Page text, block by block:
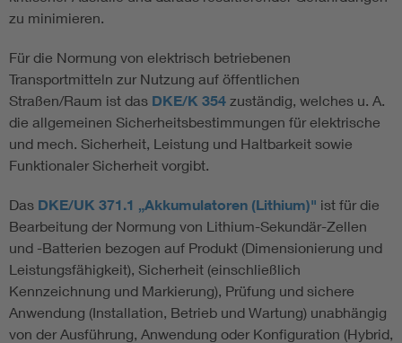
zu minimieren.
Für die Normung von elektrisch betriebenen
Transportmitteln zur Nutzung auf öffentlichen
Straßen/Raum ist das DKE/K 354 zuständig, welches u. A.
die allgemeinen Sicherheitsbestimmungen für elektrische
und mech. Sicherheit, Leistung und Haltbarkeit sowie
Funktionaler Sicherheit vorgibt.
Das DKE/UK 371.1 „Akkumulatoren (Lithium)" ist für die
Bearbeitung der Normung von Lithium-Sekundär-Zellen
und -Batterien bezogen auf Produkt (Dimensionierung und
Leistungsfähigkeit), Sicherheit (einschließlich
Kennzeichnung und Markierung), Prüfung und sichere
Anwendung (Installation, Betrieb und Wartung) unabhängig
von der Ausführung, Anwendung oder Konfiguration (Hybrid,